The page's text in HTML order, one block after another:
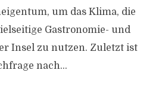
um das Klima, die
Gastronomie- und
Insel zu nutzen. Zuletzt ist
nach...